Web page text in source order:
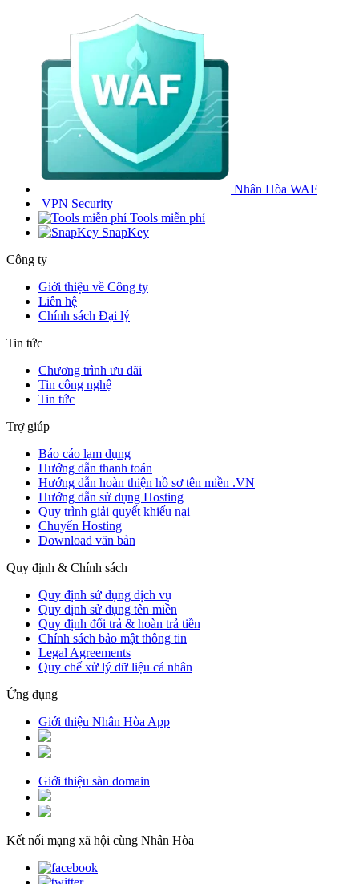
Nhân Hòa WAF
VPN Security
Tools miễn phí
SnapKey
Công ty
Giới thiệu về Công ty
Liên hệ
Chính sách Đại lý
Tin tức
Chương trình ưu đãi
Tin công nghệ
Tin tức
Trợ giúp
Báo cáo lạm dụng
Hướng dẫn thanh toán
Hướng dẫn hoàn thiện hồ sơ tên miền .VN
Hướng dẫn sử dụng Hosting
Quy trình giải quyết khiếu nại
Chuyển Hosting
Download văn bản
Quy định & Chính sách
Quy định sử dụng dịch vụ
Quy định sử dụng tên miền
Quy định đổi trả & hoàn trả tiền
Chính sách bảo mật thông tin
Legal Agreements
Quy chế xử lý dữ liệu cá nhân
Ứng dụng
Giới thiệu Nhân Hòa App
Giới thiệu sàn domain
Kết nối mạng xã hội cùng Nhân Hòa